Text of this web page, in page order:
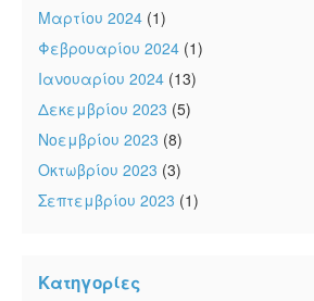
Μαρτίου 2024 (1)
Φεβρουαρίου 2024 (1)
Ιανουαρίου 2024 (13)
Δεκεμβρίου 2023 (5)
Νοεμβρίου 2023 (8)
Οκτωβρίου 2023 (3)
Σεπτεμβρίου 2023 (1)
Κατηγορίες